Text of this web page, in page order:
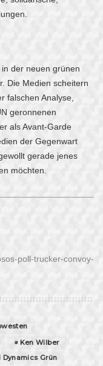
der neuen grünen
Die Medien scheitern
falschen Analyse,
geronnenen
als Avant-Garde
der Gegenwart
gerade jenes
möchten.
poll-trucker-convoy-
Ken Wilber
Dynamics Grün